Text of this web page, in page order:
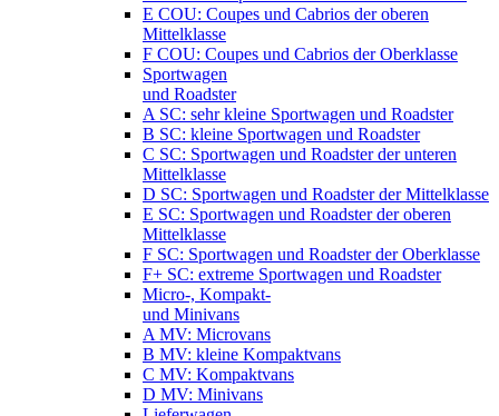
E COU: Coupes und Cabrios der oberen
Mittelklasse
F COU: Coupes und Cabrios der Oberklasse
Sportwagen
und Roadster
A SC: sehr kleine Sportwagen und Roadster
B SC: kleine Sportwagen und Roadster
C SC: Sportwagen und Roadster der unteren
Mittelklasse
D SC: Sportwagen und Roadster der Mittelklasse
E SC: Sportwagen und Roadster der oberen
Mittelklasse
F SC: Sportwagen und Roadster der Oberklasse
F+ SC: extreme Sportwagen und Roadster
Micro-, Kompakt-
und Minivans
A MV: Microvans
B MV: kleine Kompaktvans
C MV: Kompaktvans
D MV: Minivans